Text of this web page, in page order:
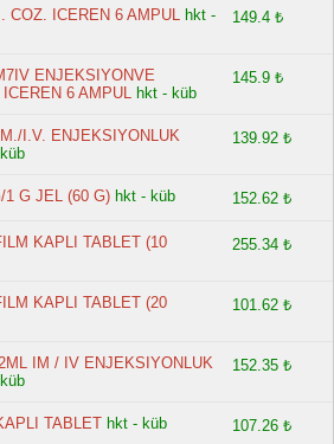
COZ. ICEREN 6 AMPUL hkt -
149.4 ₺
ENJEKSIYONVE
ICEREN 6 AMPUL hkt - küb
145.9 ₺
I.V. ENJEKSIYONLUK
139.92 ₺
1 G JEL (60 G) hkt - küb 152.62 ₺
KAPLI TABLET (10
255.34 ₺
KAPLI TABLET (20
101.62 ₺
IM / IV ENJEKSIYONLUK
152.35 ₺
TABLET hkt - küb 107.26 ₺